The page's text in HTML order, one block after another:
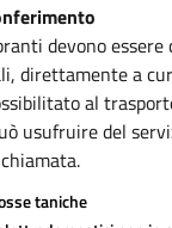
devono essere
direttamente a
al
usufruire del
taniche